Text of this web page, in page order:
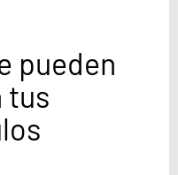
pueden
tus